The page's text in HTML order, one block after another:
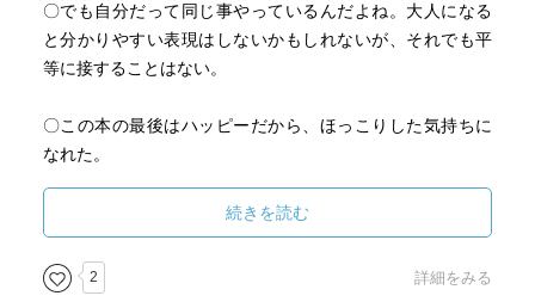
〇でも自分だって同じ事やっているんだよね。大人になる
と分かりやすい表現はしないかもしれないが、それでも平
等に接することはない。
〇この本の最後はハッピーだから、ほっこりした気持ちに
なれた。
〇ただし、この時は良くても、もう少しお互いが成長した
ときには、同じような関係が続けられるかはわからない。
それは子どもには伝えなくてもいいことか。
続きを読む
2 詳細をみる